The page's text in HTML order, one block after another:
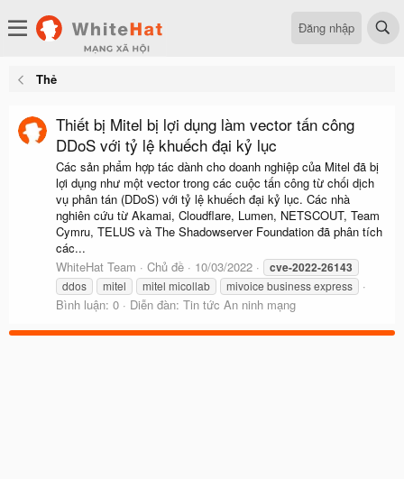
Đăng nhập
Thẻ
Thiết bị Mitel bị lợi dụng làm vector tấn công
DDoS với tỷ lệ khuếch đại kỷ lục
Các sản phẩm hợp tác dành cho doanh nghiệp của Mitel đã bị
lợi dụng như một vector trong các cuộc tấn công từ chối dịch
vụ phân tán (DDoS) với tỷ lệ khuếch đại kỷ lục. Các nhà
nghiên cứu từ Akamai, Cloudflare, Lumen, NETSCOUT, Team
Cymru, TELUS và The Shadowserver Foundation đã phân tích
các...
WhiteHat Team
Chủ đề 10/03/2022 cve-2022-26143
ddos mitel mitel micollab mivoice business express
Bình luận: 0 Diễn đàn: Tin tức An ninh mạng